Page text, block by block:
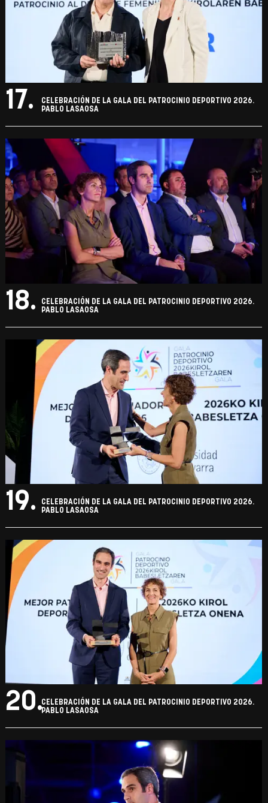
17.
CELEBRACIÓN DE LA GALA DEL PATROCINIO DEPORTIVO 2026.
PABLO LASAOSA
18.
CELEBRACIÓN DE LA GALA DEL PATROCINIO DEPORTIVO 2026.
PABLO LASAOSA
19.
CELEBRACIÓN DE LA GALA DEL PATROCINIO DEPORTIVO 2026.
PABLO LASAOSA
20.CELEBRACIÓN DE LA GALA DEL PATROCINIO DEPORTIVO 2026.
PABLO LASAOSA